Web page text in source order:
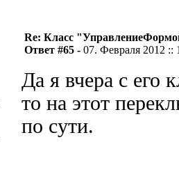
Re: Класс
Ответ #65 - 07. Февраля 2012 ::
Да я вчера с его
то на этот
по сути.